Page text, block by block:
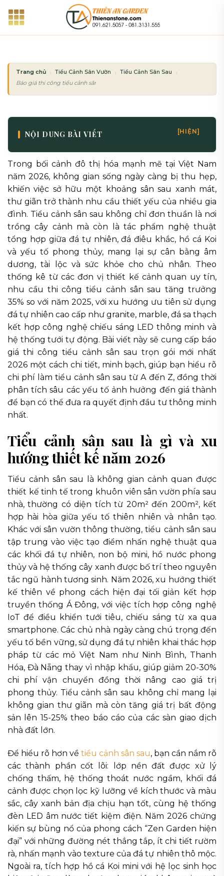
qua
Trang chủ Tiểu Cảnh Sân Vườn
Tiểu Cảnh Sân Sau
Báo giá thi công tiểu cảnh sân sau trọn gói mới nhất 2026
NỘI DUNG BÀI VIẾT [HIỆN]
Trong bối cảnh đô thị hóa mạnh mẽ tại Việt Nam
năm 2026, không gian sống ngày càng bị thu hẹp,
khiến việc sở hữu một khoảng sân sau xanh mát,
thư giãn trở thành nhu cầu thiết yếu của nhiều gia
đình. Tiểu cảnh sân sau không chỉ đơn thuần là nơi
trồng cây cảnh mà còn là tác phẩm nghệ thuật
tổng hợp giữa đá tự nhiên, đá điêu khắc, hồ cá Koi
và yếu tố phong thủy, mang lại sự cân bằng âm
dương, tài lộc và sức khỏe cho chủ nhân. Theo
thống kê từ các đơn vị thiết kế cảnh quan uy tín,
nhu cầu thi công tiểu cảnh sân sau tăng trưởng
35% so với năm 2025, với xu hướng ưu tiên sử dụng
đá tự nhiên cao cấp như granite, marble, đá sa thạch
kết hợp công nghệ chiếu sáng LED thông minh và
hệ thống tưới tự động. Bài viết này sẽ cung cấp báo
giá thi công tiểu cảnh sân sau trọn gói mới nhất
2026 một cách chi tiết, minh bạch, giúp bạn hiểu rõ
chi phí làm tiểu cảnh sân sau từ A đến Z, đồng thời
phân tích sâu các yếu tố ảnh hưởng đến giá thành
để bạn có thể đưa ra quyết định đầu tư thông minh
nhất.
Tiểu cảnh sân sau là gì và xu
hướng thiết kế năm 2026
Tiểu cảnh sân sau là không gian cảnh quan được
thiết kế tinh tế trong khuôn viên sân vườn phía sau
nhà, thường có diện tích từ 20m² đến 200m², kết
hợp hài hòa giữa yếu tố thiên nhiên và nhân tạo.
Khác với sân vườn thông thường, tiểu cảnh sân sau
tập trung vào việc tạo điểm nhấn nghệ thuật qua
các khối đá tự nhiên, non bộ mini, hồ nước phong
thủy và hệ thống cây xanh được bố trí theo nguyên
tắc ngũ hành tương sinh. Năm 2026, xu hướng thiết
kế thiên về phong cách hiện đại tối giản kết hợp
truyền thống Á Đông, với việc tích hợp công nghệ
IoT để điều khiển tưới tiêu, chiếu sáng từ xa qua
smartphone. Các chủ nhà ngày càng chú trọng đến
yếu tố bền vững, sử dụng đá tự nhiên khai thác hợp
pháp từ các mỏ Việt Nam như Ninh Bình, Thanh
Hóa, Đà Nẵng thay vì nhập khẩu, giúp giảm 20-30%
chi phí vận chuyển đồng thời nâng cao giá trị
phong thủy. Tiểu cảnh sân sau không chỉ mang lại
không gian thư giãn mà còn tăng giá trị bất động
sản lên 15-25% theo báo cáo của các sàn giao dịch
nhà đất lớn.
Để hiểu rõ hơn về tiểu cảnh sân sau, bạn cần nắm rõ
các thành phần cốt lõi: lớp nền đất được xử lý
chống thấm, hệ thống thoát nước ngầm, khối đá
cảnh được chọn lọc kỹ lưỡng về kích thước và màu
sắc, cây xanh bản địa chịu hạn tốt, cùng hệ thống
đèn LED âm nước tiết kiệm điện. Năm 2026 chứng
kiến sự bùng nổ của phong cách “Zen Garden hiện
đại” với những đường nét thẳng tắp, ít chi tiết rườm
rà, nhấn mạnh vào texture của đá tự nhiên thô mộc.
Ngoài ra, tích hợp hồ cá Koi mini với hệ lọc sinh học